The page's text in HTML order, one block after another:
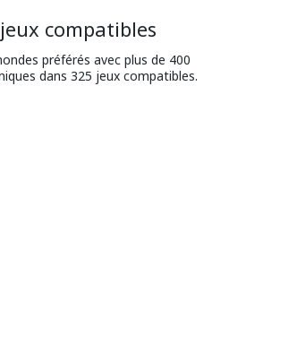
compatibles
préférés avec plus de 400
dans 325 jeux compatibles.